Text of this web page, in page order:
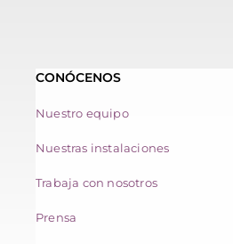
CONÓCENOS
Nuestro equipo
Nuestras instalaciones
Trabaja con nosotros
Prensa